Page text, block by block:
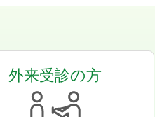
外来受診の方